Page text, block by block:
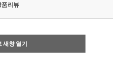
품리뷰
새창 열기